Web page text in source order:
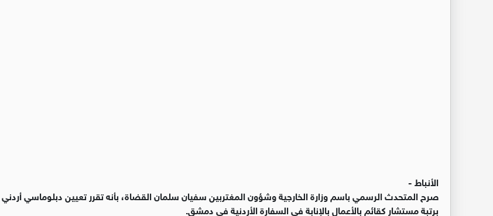
الأنباط -
صرح المتحدث الرسمي باسم وزارة الخارجية وشؤون المغتربين سفيان سلمان القضاة، بأنه تقرر تعيين دبلوماسي أردني
برتبة مستشار كقائم بالأعمال بالإنابة في السفارة الأردنية في دمشق.